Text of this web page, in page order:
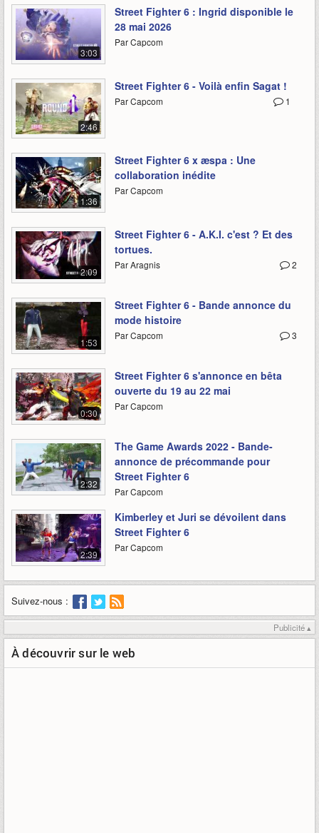
3:03
Street Fighter 6 : Ingrid disponible le
28 mai 2026
Par Capcom
2:46
Street Fighter 6 - Voilà enfin Sagat !
1
Par Capcom
1:36
Street Fighter 6 x æspa : Une
collaboration inédite
Par Capcom
2:09
Street Fighter 6 - A.K.I. c'est ? Et des
tortues.
2
Par Aragnis
1:53
Street Fighter 6 - Bande annonce du
mode histoire
3
Par Capcom
0:30
Street Fighter 6 s'annonce en bêta
ouverte du 19 au 22 mai
Par Capcom
2:32
The Game Awards 2022 - Bande-
annonce de précommande pour
Street Fighter 6
Par Capcom
2:39
Kimberley et Juri se dévoilent dans
Street Fighter 6
Par Capcom
Suivez-nous :
Publicité ▴
À découvrir sur le web